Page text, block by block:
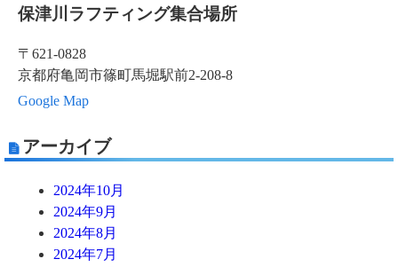
保津川ラフティング集合場所
〒621-0828
京都府亀岡市篠町馬堀駅前2-208-8
Google Map
アーカイブ
2024年10月
2024年9月
2024年8月
2024年7月